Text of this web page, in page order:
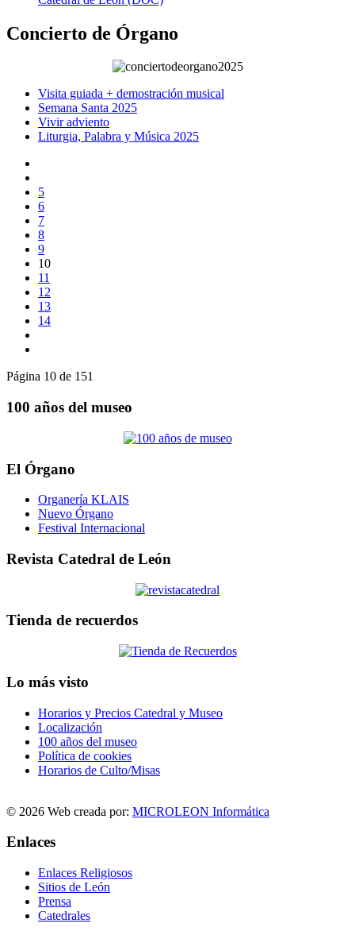
Concierto de Órgano
Visita guiada + demostración musical
Semana Santa 2025
Vivir adviento
Liturgia, Palabra y Música 2025
5
6
7
8
9
10
11
12
13
14
Página 10 de 151
100 años del museo
El Órgano
Organería KLAIS
Nuevo Órgano
Festival Internacional
Revista Catedral de León
Tienda de recuerdos
Lo más visto
Horarios y Precios Catedral y Museo
Localización
100 años del museo
Política de cookies
Horarios de Culto/Misas
© 2026 Web creada por: MICROLEON Informática
Enlaces
Enlaces Religiosos
Sitios de León
Prensa
Catedrales